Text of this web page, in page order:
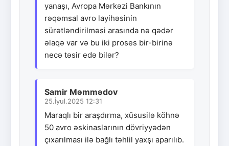
yanaşı, Avropa Mərkəzi Bankının
rəqəmsal avro layihəsinin
sürətləndirilməsi arasında nə qədər
əlaqə var və bu iki proses bir-birinə
necə təsir edə bilər?
Samir Məmmədov
25.İyul.2025 12:31
Maraqlı bir araşdırma, xüsusilə köhnə
50 avro əskinaslarının dövriyyədən
çıxarılması ilə bağlı təhlil yaxşı aparılıb.